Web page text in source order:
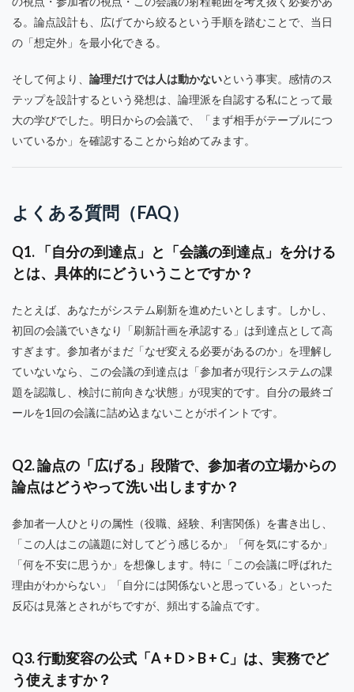
る。論点設計も、広げてから絞るという手順を踏むことで、当日
の「想定外」を最小化できる。
そして何より、 論理だけでは人は動かないという事実。感情のス
テップを設計するという発想は、論理派を自認する私にとって最
大の学びでした。明日からの会議で、「まず相手がテーブルにつ
いているか」を確認することから始めてみます。
よくある質問（FAQ）
Q1. 「自分の到達点」と「会議の到達点」を分ける
とは、具体的にどういうことですか？
たとえば、あなたがシステム刷新を進めたいとします。しかし、
初回の会議でいきなり「刷新計画を承認する」は到達点として高
すぎます。参加者がまだ「なぜ変える必要があるのか」を理解し
ていないなら、この会議の到達点は「参加者が現行システムの課
題を認識し、検討に前向きな状態」が現実的です。自分の最終ゴ
ールを1回の会議に詰め込まないことがポイントです。
Q2. 論点の「広げる」段階で、参加者の立場からの
論点はどうやって洗い出しますか？
参加者一人ひとりの属性（役職、経験、利害関係）を書き出し、
「この人はこの議題に対してどう感じるか」「何を気にするか」
「何を不安に思うか」を想像します。特に「この会議に呼ばれた
理由がわからない」「自分には関係ないと思っている」といった
反応は見落とされがちですが、頻出する論点です。
Q3. 行動変容の公式「A + D > B + C」は、実務でど
う使えますか？